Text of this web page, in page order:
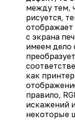
между тем,
рисуется,
с экрана
имеем дело
как
правило,
искажений
некоторые